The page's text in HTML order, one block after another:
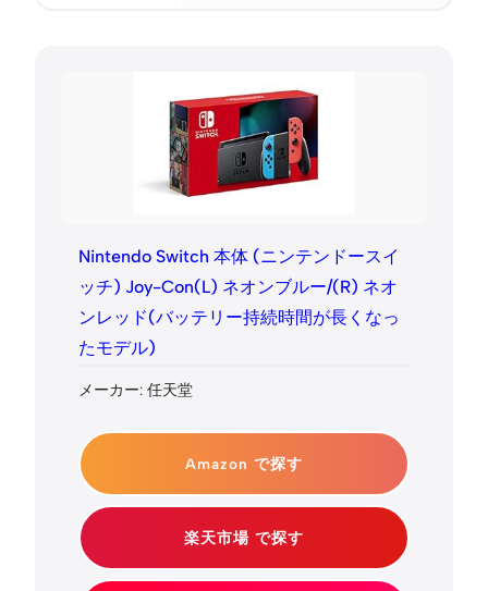
Nintendo Switch 本体 (ニンテンドースイ
ッチ) Joy-Con(L) ネオンブルー/(R) ネオ
ンレッド(バッテリー持続時間が長くなっ
たモデル)
メーカー: 任天堂
Amazon で探す
楽天市場 で探す